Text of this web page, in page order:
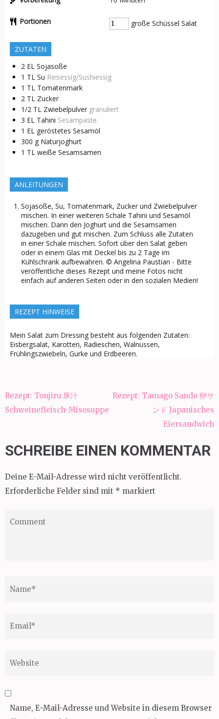
Portionen große Schüssel Salat
ZUTATEN
2 EL Sojasoße
1 TL Su Reisessig/Sushiessig
1 TL Tomatenmark
2 TL Zucker
1/2 TL Zwiebelpulver granuliert
3 EL Tahini Sesampaste
1 EL geröstetes Sesamöl
300 g Naturjoghurt
1 TL weiße Sesamsamen
ANLEITUNGEN
Sojasoße, Su, Tomatenmark, Zucker und Zwiebelpulver
mischen. In einer weiteren Schale Tahini und Sesamöl
mischen. Dann den Joghurt und die Sesamsamen
dazugeben und gut mischen. Zum Schluss alle Zutaten
in einer Schale mischen. Sofort über den Salat geben
oder in einem Glas mit Deckel bis zu 2 Tage im
Kühlschrank aufbewahren. © Angelina Paustian - Bitte
veröffentliche dieses Rezept und meine Fotos nicht
einfach auf anderen Seiten oder in den sozialen Medien!
REZEPT HINWEISE
Mein Salat zum Dressing besteht aus folgenden Zutaten:
Eisbergsalat, Karotten, Radieschen, Walnüssen,
Frühlingszwiebeln, Gurke und Erdbeeren.
Beitragsnavigation
Rezept: Tonjiru 豚汁
Schweinefleisch-Misosuppe
Rezept: Tamago Sando 卵サ
ンド Japanisches
Eiersandwich
SCHREIBE EINEN KOMMENTAR
Deine E-Mail-Adresse wird nicht veröffentlicht.
Erforderliche Felder sind mit * markiert
Name, E-Mail-Adresse und Website in diesem Browser